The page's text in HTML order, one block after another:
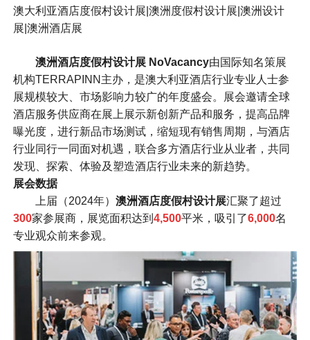
澳大利亚酒店度假村设计展|澳洲度假村设计展|澳洲设计
展|澳洲酒店展
澳洲酒店度假村设计展 NoVacancy由国际知名策展
机构TERRAPINN主办，是澳大利亚酒店行业专业人士参
展规模较大、市场影响力较广的年度盛会。展会邀请全球
酒店服务供应商在展上展示新创新产品和服务，提高品牌
曝光度，进行新品市场测试，缩短现有销售周期，与酒店
行业同行一同面对机遇，联合多方酒店行业从业者，共同
发现、探索、体验及塑造酒店行业未来的新趋势。
展会数据
上届（2024年） 澳洲酒店度假村设计展汇聚了超过
300家参展商，展览面积达到 4,500平米，吸引了6,000名
专业观众前来参观。